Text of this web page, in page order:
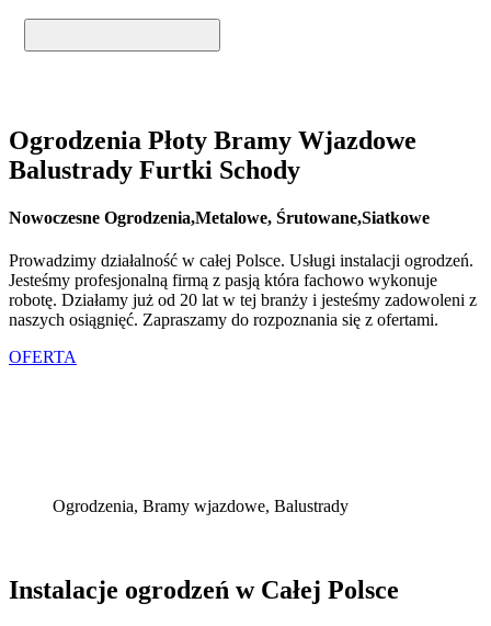
Ogrodzenia Płoty Bramy Wjazdowe
Balustrady Furtki Schody
Nowoczesne Ogrodzenia,Metalowe, Śrutowane,Siatkowe
Prowadzimy działalność w całej Polsce. Usługi instalacji ogrodzeń.
Jesteśmy profesjonalną firmą z pasją która fachowo wykonuje
robotę. Działamy już od 20 lat w tej branży i jesteśmy zadowoleni z
naszych osiągnięć. Zapraszamy do rozpoznania się z ofertami.
OFERTA
Ogrodzenia, Bramy wjazdowe, Balustrady
Instalacje ogrodzeń w Całej Polsce